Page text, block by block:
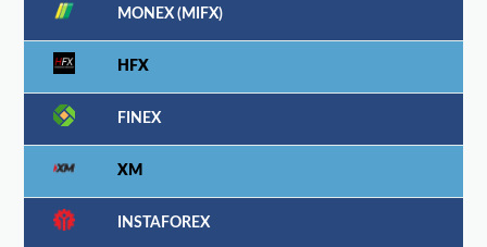
MONEX (MIFX)
HFX
FINEX
XM
INSTAFOREX